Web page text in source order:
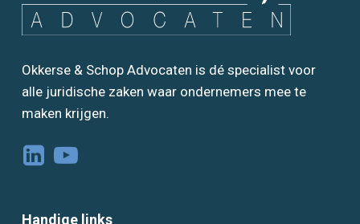
Okkerse & Schop Advocaten is dé specialist voor
alle juridische zaken waar ondernemers mee te
maken krijgen.
Handige links